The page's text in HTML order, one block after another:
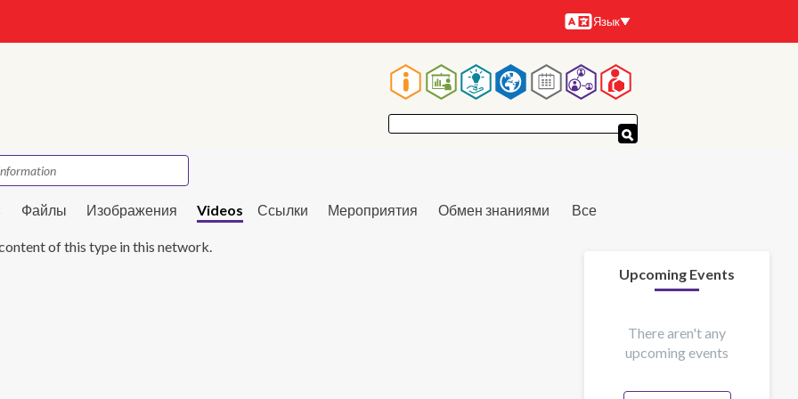
Языки
Язык
Основная
навигация
Файлы Изображения Videos Ссылки Мероприятия Обмен знаниями Все
of this type in this network.
Upcoming Events
There aren't any
upcoming events